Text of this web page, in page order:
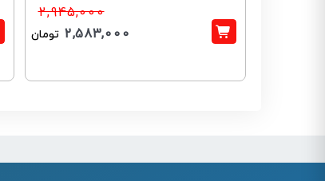
2,945,000
2,583,000 تومان